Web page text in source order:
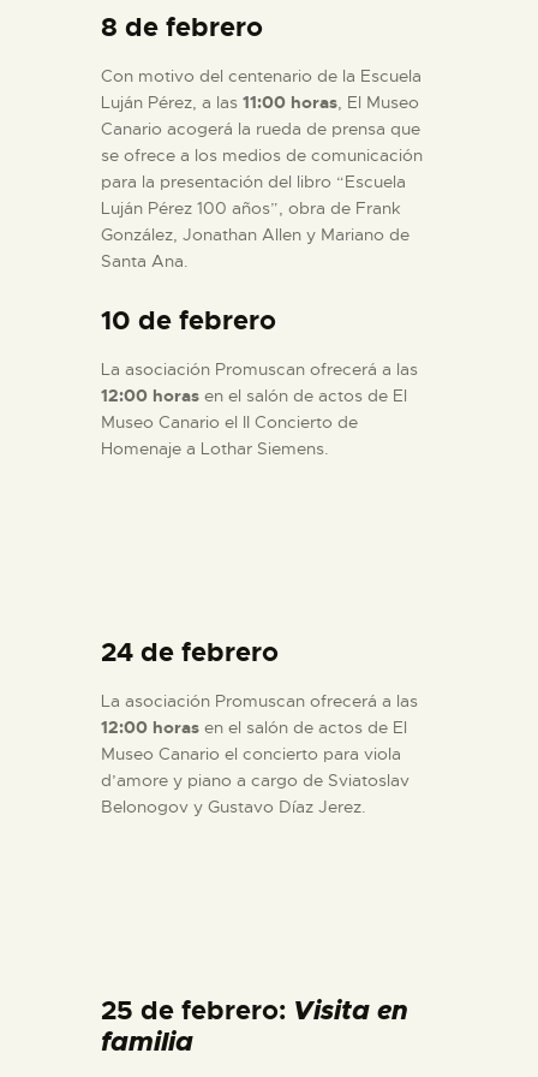
8 de febrero
Con motivo del centenario de la Escuela
Luján Pérez, a las 11:00 horas, El Museo
Canario acogerá la rueda de prensa que
se ofrece a los medios de comunicación
para la presentación del libro “Escuela
Luján Pérez 100 años”, obra de Frank
González, Jonathan Allen y Mariano de
Santa Ana.
10 de febrero
La asociación Promuscan ofrecerá a las
12:00 horas en el salón de actos de El
Museo Canario el II Concierto de
Homenaje a Lothar Siemens.
24 de febrero
La asociación Promuscan ofrecerá a las
12:00 horas en el salón de actos de El
Museo Canario el concierto para viola
d’amore y piano a cargo de Sviatoslav
Belonogov y Gustavo Díaz Jerez.
25 de febrero: Visita en
familia